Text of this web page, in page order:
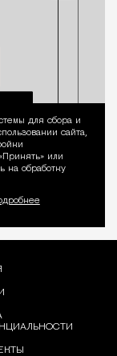
для сбора и
сайта,
или
на обработку